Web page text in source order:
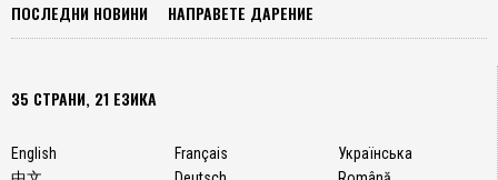
ПОСЛЕДНИ НОВИНИ НАПРАВЕТЕ ДАРЕНИЕ
35 СТРАНИ, 21 ЕЗИКА
English
Français
Українська